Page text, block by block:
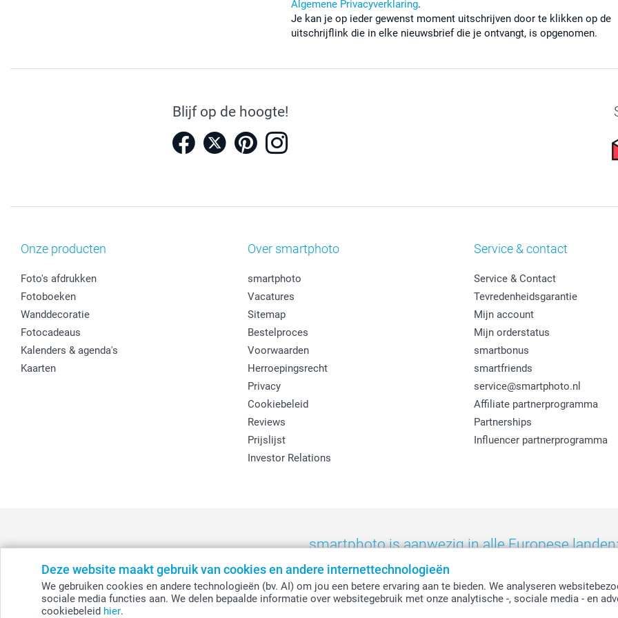
Deze website maakt gebruik van cookies en andere internettechnologieën
We gebruiken cookies en andere technologieën (bv. AI) om jou een betere ervaring aan te bieden. We analyseren
sociale media functies aan. We delen bepaalde informatie over websitegebruik met onze analytische -, sociale media - en
cookiebeleid hier.
Algemene Privacyverklaring.
Je kan je op ieder gewenst moment uitschrijven door te klikken op de
uitschrijflink die in elke nieuwsbrief die je ontvangt, is opgenomen.
Blijf op de hoogte!
Onze producten
Foto's afdrukken
Fotoboeken
Wanddecoratie
Fotocadeaus
Kalenders & agenda's
Kaarten
Over smartphoto
smartphoto
Vacatures
Sitemap
Bestelproces
Voorwaarden
Herroepingsrecht
Privacy
Cookiebeleid
Reviews
Prijslijst
Investor Relations
Service & contact
Service & Contact
Tevredenheidsgarantie
Mijn account
Mijn orderstatus
smartbonus
smartfriends
service@smartphoto.nl
Affiliate partnerprogramma
Partnerships
Influencer partnerprogramma
smartphoto is aanwezig in alle Europese landen:
België - Belgique - Danmark - Deutschland - France - Ireland - Nederland - Norge - Österreich